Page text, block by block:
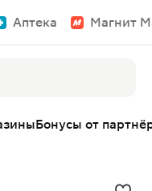
Аптека Магнит
Бонусы от